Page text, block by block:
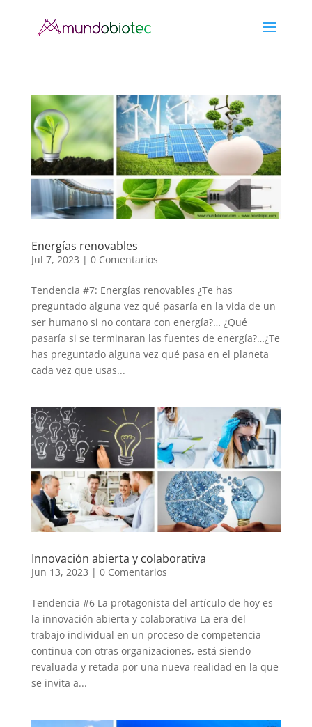
Energías renovables
Jul 7, 2023 | 0 Comentarios
Tendencia #7: Energías renovables ¿Te has
preguntado alguna vez qué pasaría en la vida de un
ser humano si no contara con energía?… ¿Qué
pasaría si se terminaran las fuentes de energía?…¿Te
has preguntado alguna vez qué pasa en el planeta
cada vez que usas...
Innovación abierta y colaborativa
Jun 13, 2023 | 0 Comentarios
Tendencia #6 La protagonista del artículo de hoy es
la innovación abierta y colaborativa La era del
trabajo individual en un proceso de competencia
continua con otras organizaciones, está siendo
revaluada y retada por una nueva realidad en la que
se invita a...